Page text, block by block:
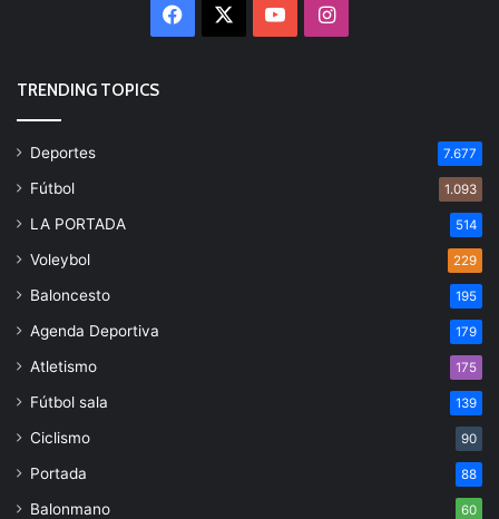
Facebook YouTubeInstagram
TRENDING TOPICS
Deportes 7.677
Fútbol 1.093
LA PORTADA 514
Voleybol 229
Baloncesto 195
Agenda Deportiva 179
Atletismo 175
Fútbol sala 139
Ciclismo 90
Portada 88
Balonmano 60